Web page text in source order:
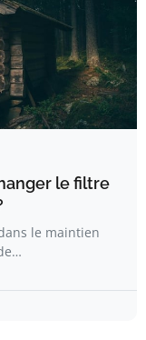
le filtre
le maintien